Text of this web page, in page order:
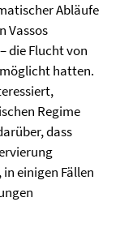
Abläufe
Vassos
die Flucht von
hatten.
Regime
dass
einigen Fällen